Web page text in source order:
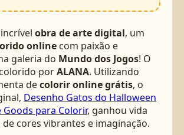
obra de arte digital, um
online com paixão e
galeria do Mundo dos Jogos! O
porALANA. Utilizando
decolorir online grátis, o
Desenho Gatos do Halloween
Goods para Colorir, ganhou vida
de cores vibrantes e imaginação.